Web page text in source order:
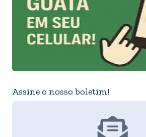
Assine o nosso boletim!